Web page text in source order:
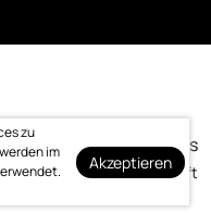
Logo-Downloads
Made with ❤️ by bitcraft
zu
im
Akzeptieren